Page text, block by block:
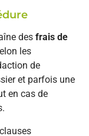
des frais de
les
de
et parfois une
en cas de